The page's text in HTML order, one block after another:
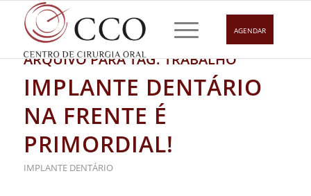
AGENDAR
ARQUIVO PARA TAG:TRABALHO
IMPLANTE DENTÁRIO
NA FRENTE É
PRIMORDIAL!
IMPLANTE DENTÁRIO